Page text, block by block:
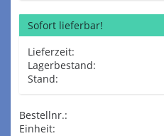
Sofort lieferbar!
Lieferzeit:
Lagerbestand:
Stand:
Bestellnr.:
Einheit: